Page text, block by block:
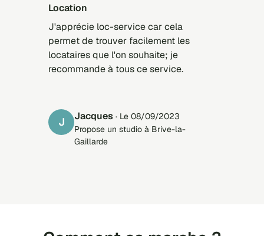
location
J'apprécie loc-service car cela
permet de trouver facilement les
locataires que l'on souhaite; je
recommande à tous ce service.
J Jacques · Le 08/09/2023
Propose un studio à Brive-la-
Gaillarde